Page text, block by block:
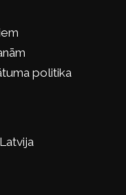
politika